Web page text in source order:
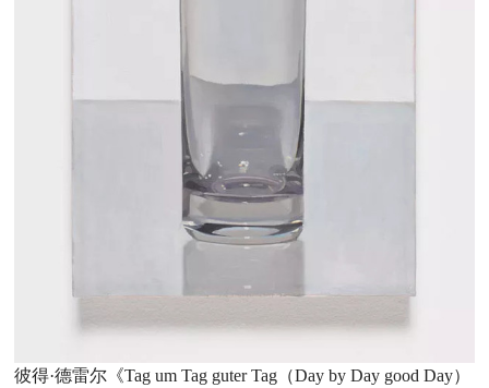
彼得·德雷尔《Tag um Tag guter Tag（Day by Day good Day）